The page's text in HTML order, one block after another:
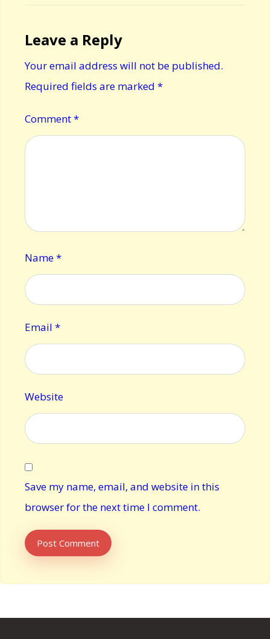
Leave a Reply
Your email address will not be published.
Required fields are marked *
Comment*
Name*
Email *
Website
Save my name, email, and website in this
browser for the next time I comment.
Post Comment